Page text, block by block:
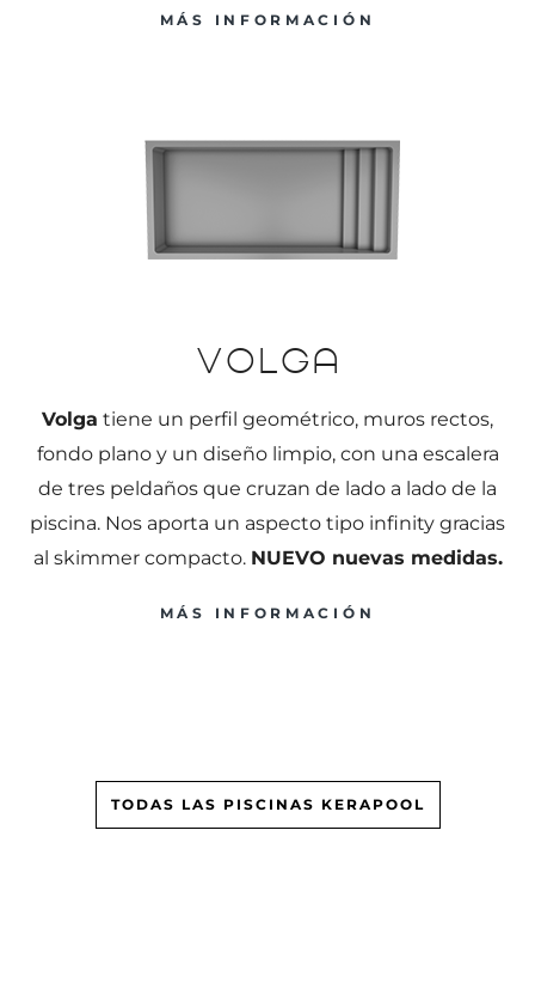
MÁS INFORMACIÓN
Volga
Volga tiene un perfil geométrico, muros rectos,
fondo plano y un diseño limpio, con una escalera
de tres peldaños que cruzan de lado a lado de la
piscina. Nos aporta un aspecto tipo infinity gracias
al skimmer compacto. NUEVO nuevas medidas.
MÁS INFORMACIÓN
TODAS LAS PISCINAS KERAPOOL